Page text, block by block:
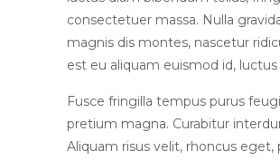
consectetuer massa. Nulla
magnis dis montes, nascetur
est eu aliquam euismod id,
Fusce fringilla tempus purus
pretium magna. Curabitur
Aliquam risus velit, rhoncus